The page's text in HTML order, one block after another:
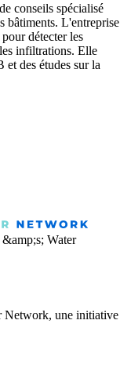
conseils spécialisé
bâtiments. L'entreprise
détecter les
infiltrations. Elle
et des études sur la
Water
Network, une initiative